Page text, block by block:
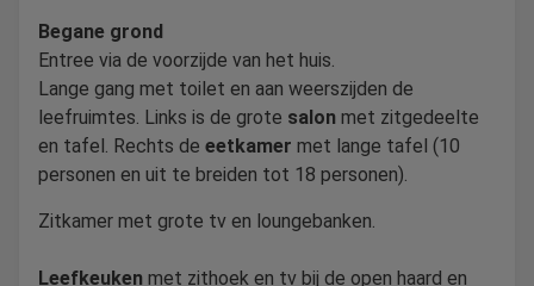
Begane grond
Entree via de voorzijde van het huis.
Lange gang met toilet en aan weerszijden de
leefruimtes. Links is de grote salon met zitgedeelte
en tafel. Rechts de eetkamer met lange tafel (10
personen en uit te breiden tot 18 personen).
Zitkamer met grote tv en loungebanken.
Leefkeuken met zithoek en tv bij de open haard en